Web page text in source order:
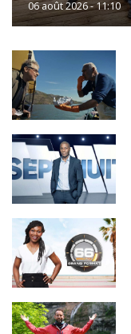
06 août 2026 - 11:10